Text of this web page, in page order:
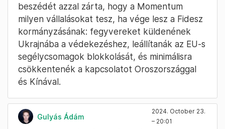
beszédét azzal zárta, hogy a Momentum
milyen vállalásokat tesz, ha vége lesz a Fidesz
kormányzásának: fegyvereket küldenének
Ukrajnába a védekezéshez, leállítanák az EU-s
segélycsomagok blokkolását, és minimálisra
csökkentenék a kapcsolatot Oroszországgal
és Kínával.
Gulyás Ádám
2024. October 23.
– 20:01